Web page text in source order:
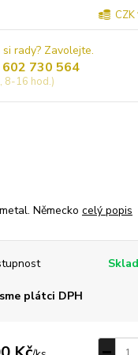
CZK
rady? Zavolejte.
730 564
8-16 hod.)
Německo celý popis
plátci DPH